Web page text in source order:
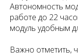
Автономность
работе до 22
модуль удобным
Важно отметить,